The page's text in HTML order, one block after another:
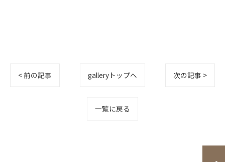
< 前の記事 galleryトップへ 次の記事 >
一覧に戻る